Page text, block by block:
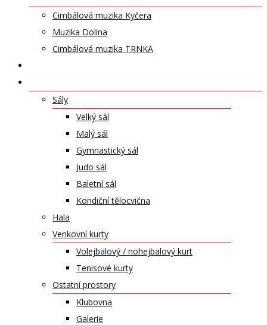
Cimbálová muzika Kyčera
Muzika Dolina
Cimbálová muzika TRNKA
Sály
Velký sál
Malý sál
Gymnastický sál
Judo sál
Baletní sál
Kondiční tělocvična
Hala
Venkovní kurty
Volejbalový / nohejbalový kurt
Tenisové kurty
Ostatní prostory
Klubovna
Galerie